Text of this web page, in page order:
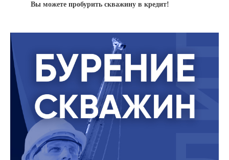
Вы можете пробурить скважину в кредит!